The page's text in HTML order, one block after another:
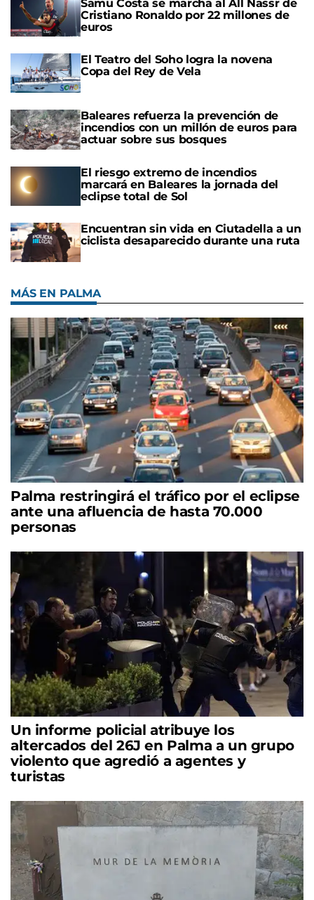
Samu Costa se marcha al All Nassr de
Cristiano Ronaldo por 22 millones de
euros
El Teatro del Soho logra la novena
Copa del Rey de Vela
Baleares refuerza la prevención de
incendios con un millón de euros para
actuar sobre sus bosques
El riesgo extremo de incendios
marcará en Baleares la jornada del
eclipse total de Sol
Encuentran sin vida en Ciutadella a un
ciclista desaparecido durante una ruta
MÁS EN PALMA
Palma restringirá el tráfico por el eclipse
ante una afluencia de hasta 70.000
personas
Un informe policial atribuye los
altercados del 26J en Palma a un grupo
violento que agredió a agentes y
turistas